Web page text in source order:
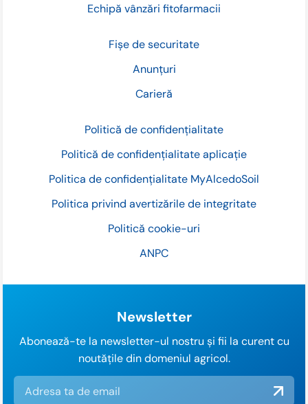
Fișe de securitate
Anunțuri
Carieră
Politică de confidențialitate
Politică de confidențialitate aplicație
Politica de confidențialitate MyAlcedoSoil
Politica privind avertizările de integritate
Politică cookie-uri
ANPC
Echipă vânzări fitofarmacii
Newsletter
Abonează-te la newsletter-ul nostru și fii la curent cu
noutățile din domeniul agricol.